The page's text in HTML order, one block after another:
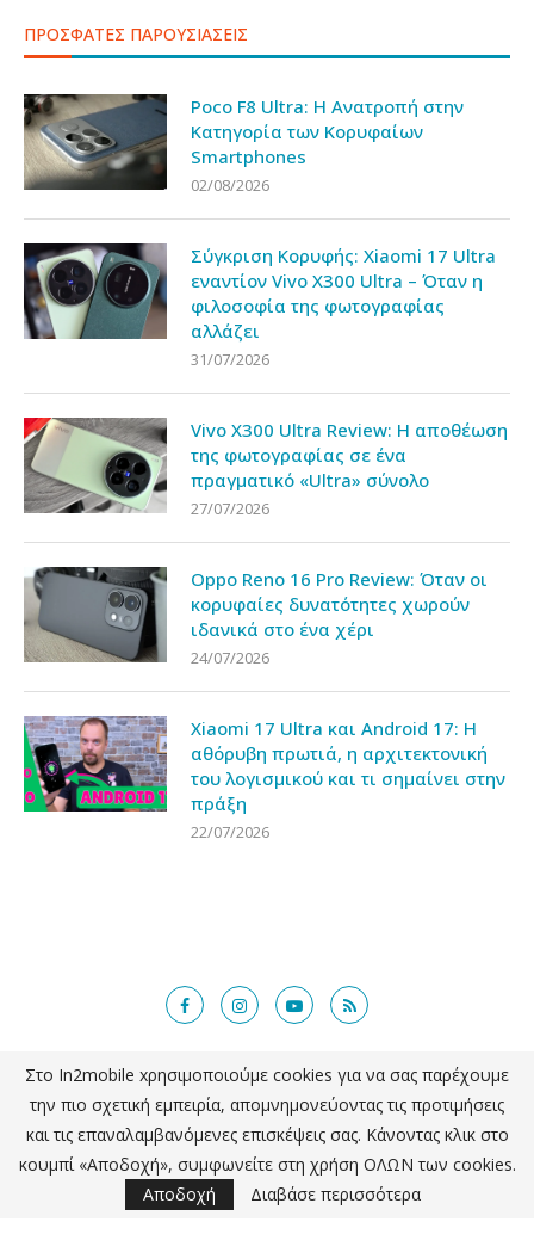
ΠΡΟΣΦΑΤΕΣ ΠΑΡΟΥΣΙΑΣΕΙΣ
Poco F8 Ultra: Η Ανατροπή στην
Κατηγορία των Κορυφαίων
Smartphones
02/08/2026
Σύγκριση Κορυφής: Xiaomi 17 Ultra
εναντίον Vivo X300 Ultra – Όταν η
φιλοσοφία της φωτογραφίας
αλλάζει
31/07/2026
Vivo X300 Ultra Review: Η αποθέωση
της φωτογραφίας σε ένα
πραγματικό «Ultra» σύνολο
27/07/2026
Oppo Reno 16 Pro Review: Όταν οι
κορυφαίες δυνατότητες χωρούν
ιδανικά στο ένα χέρι
24/07/2026
Xiaomi 17 Ultra και Android 17: Η
αθόρυβη πρωτιά, η αρχιτεκτονική
του λογισμικού και τι σημαίνει στην
πράξη
22/07/2026
@2018 - in2mobile.gr. All Right Reserved. Designed and developed by
mcde.gr
ΕΠΙΣΤΡΟΦΗ ΣΤΗΝ ΚΟΡΥΦΗ
Στο In2mobile xρησιμοποιούμε cookies για να σας παρέχουμε
την πιο σχετική εμπειρία, απομνημονεύοντας τις προτιμήσεις
και τις επαναλαμβανόμενες επισκέψεις σας. Κάνοντας κλικ στο
κουμπί «Αποδοχή», συμφωνείτε στη χρήση ΟΛΩΝ των cookies.
Αποδοχή
Διαβάσε περισσότερα